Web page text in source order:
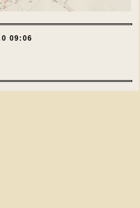
09:06